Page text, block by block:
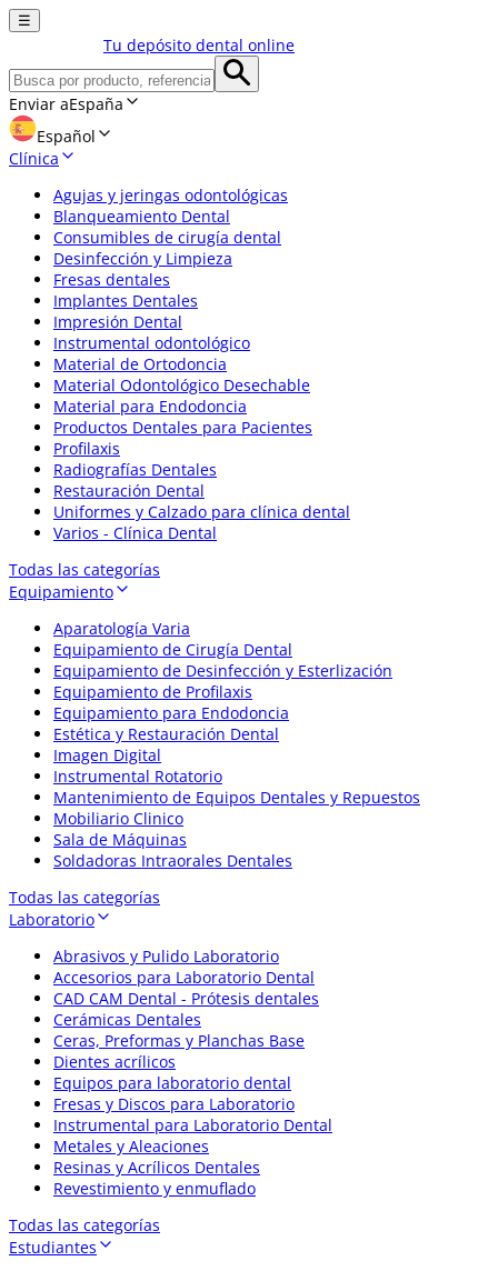
☰
Tu depósito dental online
Enviar aEspaña
Español
Clínica
Agujas y jeringas odontológicas
Blanqueamiento Dental
Consumibles de cirugía dental
Desinfección y Limpieza
Fresas dentales
Implantes Dentales
Impresión Dental
Instrumental odontológico
Material de Ortodoncia
Material Odontológico Desechable
Material para Endodoncia
Productos Dentales para Pacientes
Profilaxis
Radiografías Dentales
Restauración Dental
Uniformes y Calzado para clínica dental
Varios - Clínica Dental
Todas las categorías
Equipamiento
Aparatología Varia
Equipamiento de Cirugía Dental
Equipamiento de Desinfección y Esterlización
Equipamiento de Profilaxis
Equipamiento para Endodoncia
Estética y Restauración Dental
Imagen Digital
Instrumental Rotatorio
Mantenimiento de Equipos Dentales y Repuestos
Mobiliario Clinico
Sala de Máquinas
Soldadoras Intraorales Dentales
Todas las categorías
Laboratorio
Abrasivos y Pulido Laboratorio
Accesorios para Laboratorio Dental
CAD CAM Dental - Prótesis dentales
Cerámicas Dentales
Ceras, Preformas y Planchas Base
Dientes acrílicos
Equipos para laboratorio dental
Fresas y Discos para Laboratorio
Instrumental para Laboratorio Dental
Metales y Aleaciones
Resinas y Acrílicos Dentales
Revestimiento y enmuflado
Todas las categorías
Estudiantes